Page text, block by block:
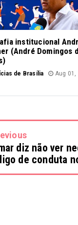
institucional
(André Domingos
de Brasília
Aug 01,
diz não ver
de conduta